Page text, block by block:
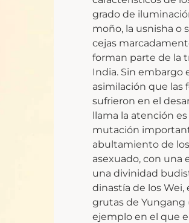
grado de
moño, la usnisha o
cejas
forman parte de la
India. Sin embargo
asimilación que las
sufrieron en el
llama la atención
mutación
abultamiento de
asexuado, con una
una divinidad
dinastía de los
grutas de Yungang
ejemplo en el que